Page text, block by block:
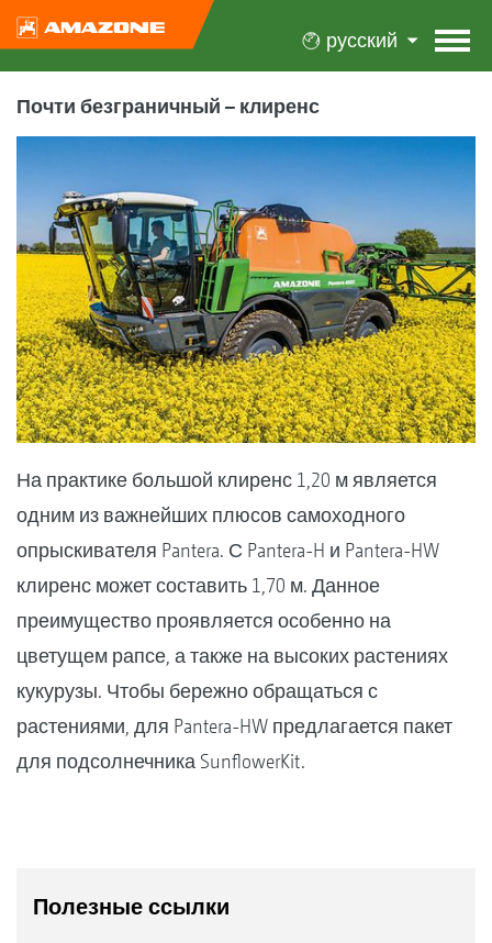
русский
Почти безграничный – клиренс
На практике большой клиренс 1,20 м является
одним из важнейших плюсов самоходного
опрыскивателя Pantera. С Pantera-H и Pantera-HW
клиренс может составить 1,70 м. Данное
преимущество проявляется особенно на
цветущем рапсе, а также на высоких растениях
кукурузы. Чтобы бережно обращаться с
растениями, для Pantera-HW предлагается пакет
для подсолнечника SunflowerKit.
Полезные ссылки